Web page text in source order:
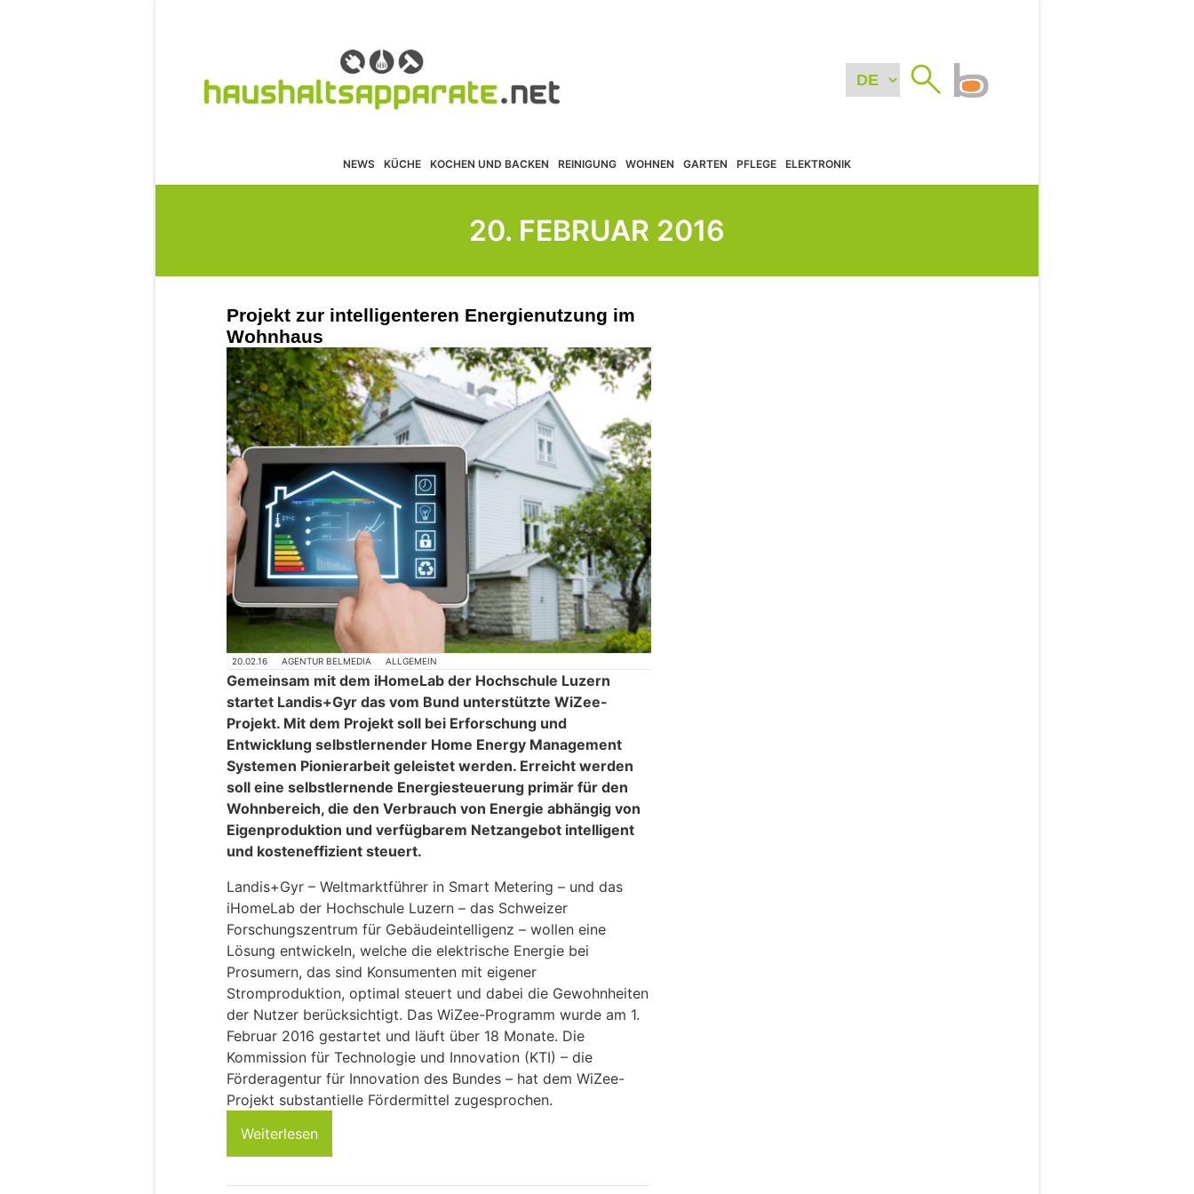
NEWS KÜCHE KOCHEN UND BACKEN REINIGUNG WOHNEN GARTEN PFLEGE ELEKTRONIK
20. FEBRUAR 2016
Projekt zur intelligenteren Energienutzung im
Wohnhaus
20.02.16 AGENTUR BELMEDIA ALLGEMEIN
Gemeinsam mit dem iHomeLab der Hochschule Luzern
startet Landis+Gyr das vom Bund unterstützte WiZee-
Projekt. Mit dem Projekt soll bei Erforschung und
Entwicklung selbstlernender Home Energy Management
Systemen Pionierarbeit geleistet werden. Erreicht werden
soll eine selbstlernende Energiesteuerung primär für den
Wohnbereich, die den Verbrauch von Energie abhängig von
Eigenproduktion und verfügbarem Netzangebot intelligent
und kosteneffizient steuert.
Landis+Gyr – Weltmarktführer in Smart Metering – und das
iHomeLab der Hochschule Luzern – das Schweizer
Forschungszentrum für Gebäudeintelligenz – wollen eine
Lösung entwickeln, welche die elektrische Energie bei
Prosumern, das sind Konsumenten mit eigener
Stromproduktion, optimal steuert und dabei die Gewohnheiten
der Nutzer berücksichtigt. Das WiZee-Programm wurde am 1.
Februar 2016 gestartet und läuft über 18 Monate. Die
Kommission für Technologie und Innovation (KTI) – die
Förderagentur für Innovation des Bundes – hat dem WiZee-
Projekt substantielle Fördermittel zugesprochen.
Weiterlesen